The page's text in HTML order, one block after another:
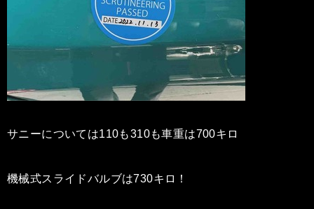
サニーについては110も310も車重は700キロ
機械式スライドバルブは730キロ！